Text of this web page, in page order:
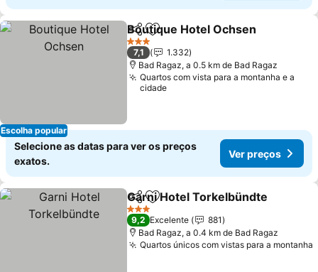
Escolha popular
PartilharAdicionar aos favoritos
Boutique Hotel Ochsen
3 Estrelas
7,1
1.332
Bad Ragaz, a 0.5 km de Bad Ragaz
Quartos com vista para a montanha e a
cidade
Selecione as datas para ver os preços
exatos.
Ver preços
PartilharAdicionar aos favoritos
Garni Hotel Torkelbündte
3 Estrelas
9,2 Excelente
881
Bad Ragaz, a 0.4 km de Bad Ragaz
Quartos únicos com vistas para a montanha